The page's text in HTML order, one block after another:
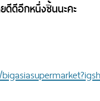
ดีดีอีกหนึ่งชิ้นนะคะ